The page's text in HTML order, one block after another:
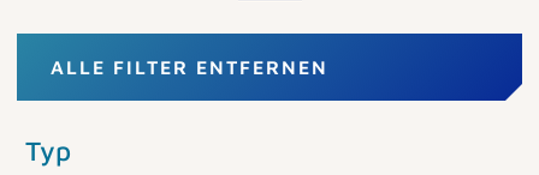
ALLE FILTER ENTFERNEN
Typ